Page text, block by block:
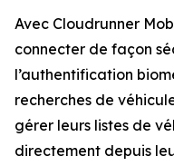
Avec Cloudrunner
connecter de façon
l’authentification
recherches de
gérer leurs listes de
directement depuis